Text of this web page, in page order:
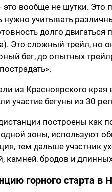
это вообще не шутки.
учитывать
долго
Это сложный трейл, но
бег, до опытных
из Красноярского
участие бегуны из 30
построены как
одной зоны, используют
тем дальше участник
камней, бродов и
горного старта в